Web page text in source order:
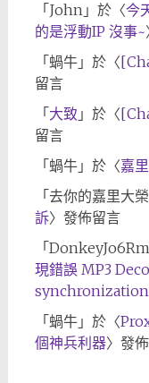
「 John」於〈今
的是浮動IP 沒事~
「 蝸牛」於〈
留言
「 大致 」於〈
留言
「 蝸牛」於〈嘉
「 去你的嘉里大榮
訴〉發佈留言
「
現錯誤 MP3
synchronization
「 蝸牛」於〈
個神兵利器〉發